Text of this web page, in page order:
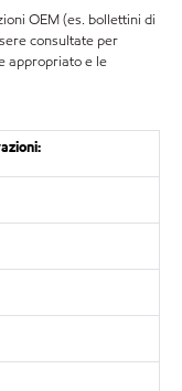
OEM (es. bollettini di
consultate per
appropriato e le